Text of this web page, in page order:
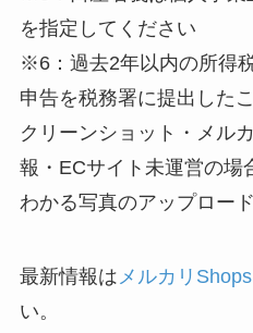
を指定してください
※6：過去2年以内の所得
申告を税務署に提出した
クリーンショット・メル
報・ECサイト未運営の場
わかる写真のアップロー
最新情報は メルカリ
い。